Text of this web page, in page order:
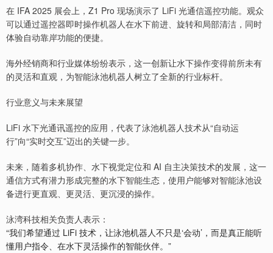
在 IFA 2025 展会上，Z1 Pro 现场演示了 LiFi 光通信遥控功能。观众
可以通过遥控器即时操作机器人在水下前进、旋转和局部清洁，同时
体验自动靠岸功能的便捷。
海外经销商和行业媒体纷纷表示，这一创新让水下操作变得前所未有
的灵活和直观，为智能泳池机器人树立了全新的行业标杆。
行业意义与未来展望
LiFi 水下光通讯遥控的应用，代表了泳池机器人技术从“自动运
行”向“实时交互”迈出的关键一步。
未来，随着多机协作、水下视觉定位和 AI 自主决策技术的发展，这一
通信方式有潜力形成完整的水下智能生态，使用户能够对智能泳池设
备进行更直观、更灵活、更沉浸的操作。
泳湾科技相关负责人表示：
“我们希望通过 LiFi 技术，让泳池机器人不只是‘会动’，而是真正能听
懂用户指令、在水下灵活操作的智能伙伴。”